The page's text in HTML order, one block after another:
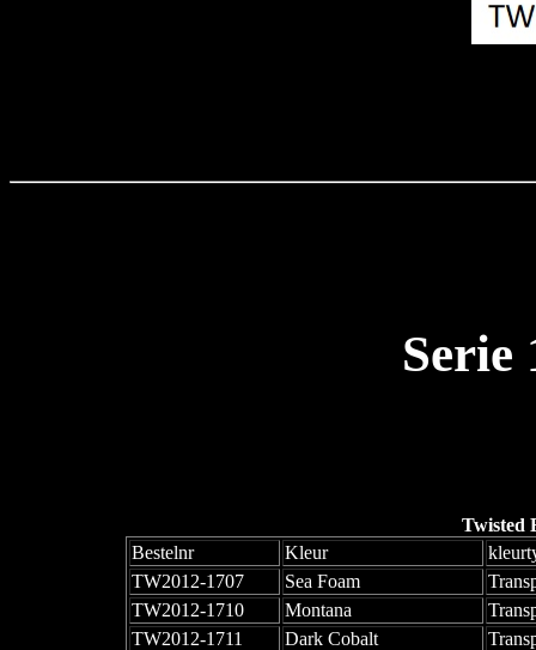
Serie
Twisted
Bestelnr
Kleur
TW2012-1707
Sea Foam
TW2012-1710
Montana
TW2012-1711
Dark Cobalt